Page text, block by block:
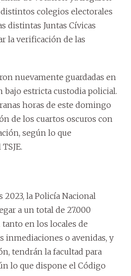
colegios electorales
distintas Juntas Cívicas
la verificación de las
nuevamente guardadas en
bajo estricta custodia policial.
horas de este domingo
de los cuartos oscuros con
según lo que
2023, la Policía Nacional
a un total de 27.000
tanto en los locales de
inmediaciones o avenidas, y
tendrán la facultad para
lo que dispone el Código